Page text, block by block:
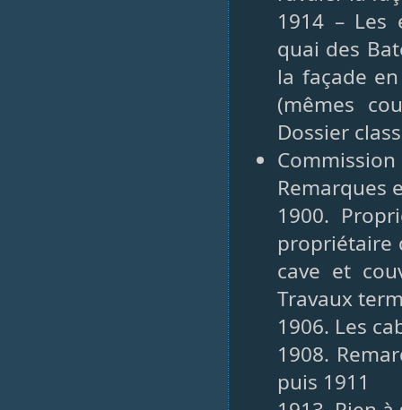
1914 – Les
quai des
la façade
(mêmes
Dossier
Remarques
1900.
propriétaire
cave et
Travaux
1906. Les
1908.
puis 1911